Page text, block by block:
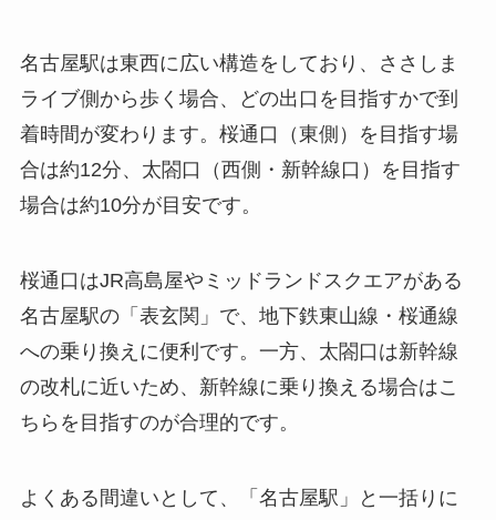
名古屋駅は東西に広い構造をしており、ささしま
ライブ側から歩く場合、どの出口を目指すかで到
着時間が変わります。桜通口（東側）を目指す場
合は約12分、太閤口（西側・新幹線口）を目指す
場合は約10分が目安です。
桜通口はJR高島屋やミッドランドスクエアがある
名古屋駅の「表玄関」で、地下鉄東山線・桜通線
への乗り換えに便利です。一方、太閤口は新幹線
の改札に近いため、新幹線に乗り換える場合はこ
ちらを目指すのが合理的です。
よくある間違いとして、「名古屋駅」と一括りに